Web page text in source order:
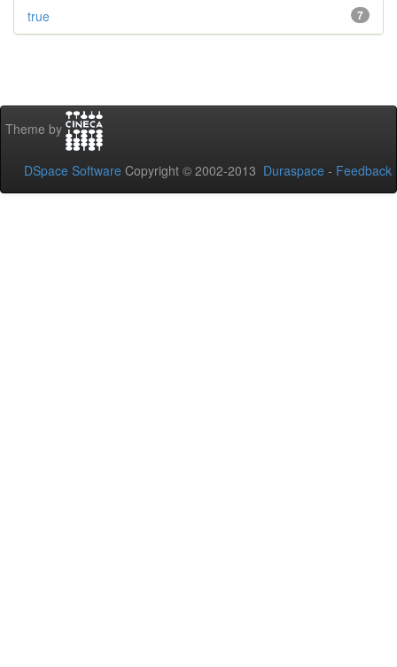
7
true
Theme by
DSpace Software Copyright © 2002-2013 Duraspace - Feedback